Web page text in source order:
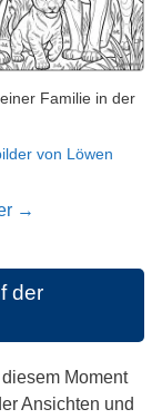
Familie in der
von Löwen
→
der
Moment
Ansichten und